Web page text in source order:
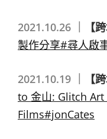
2021.10.26 ｜ 【
製作分享#尋人啟
2021.10.19 ｜ 【
to 金山: Glitch
Films#jonCates